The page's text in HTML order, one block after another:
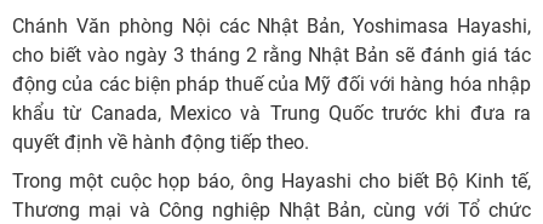
Chánh Văn phòng Nội các Nhật Bản, Yoshimasa Hayashi,
cho biết vào ngày 3 tháng 2 rằng Nhật Bản sẽ đánh giá tác
động của các biện pháp thuế của Mỹ đối với hàng hóa nhập
khẩu từ Canada, Mexico và Trung Quốc trước khi đưa ra
quyết định về hành động tiếp theo.
Trong một cuộc họp báo, ông Hayashi cho biết Bộ Kinh tế,
Thương mại và Công nghiệp Nhật Bản, cùng với Tổ chức